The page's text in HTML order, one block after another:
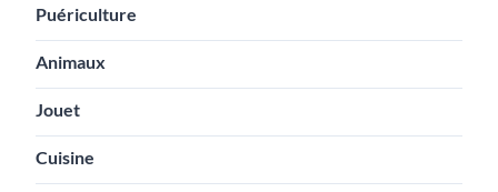
Puériculture
Animaux
Jouet
Cuisine